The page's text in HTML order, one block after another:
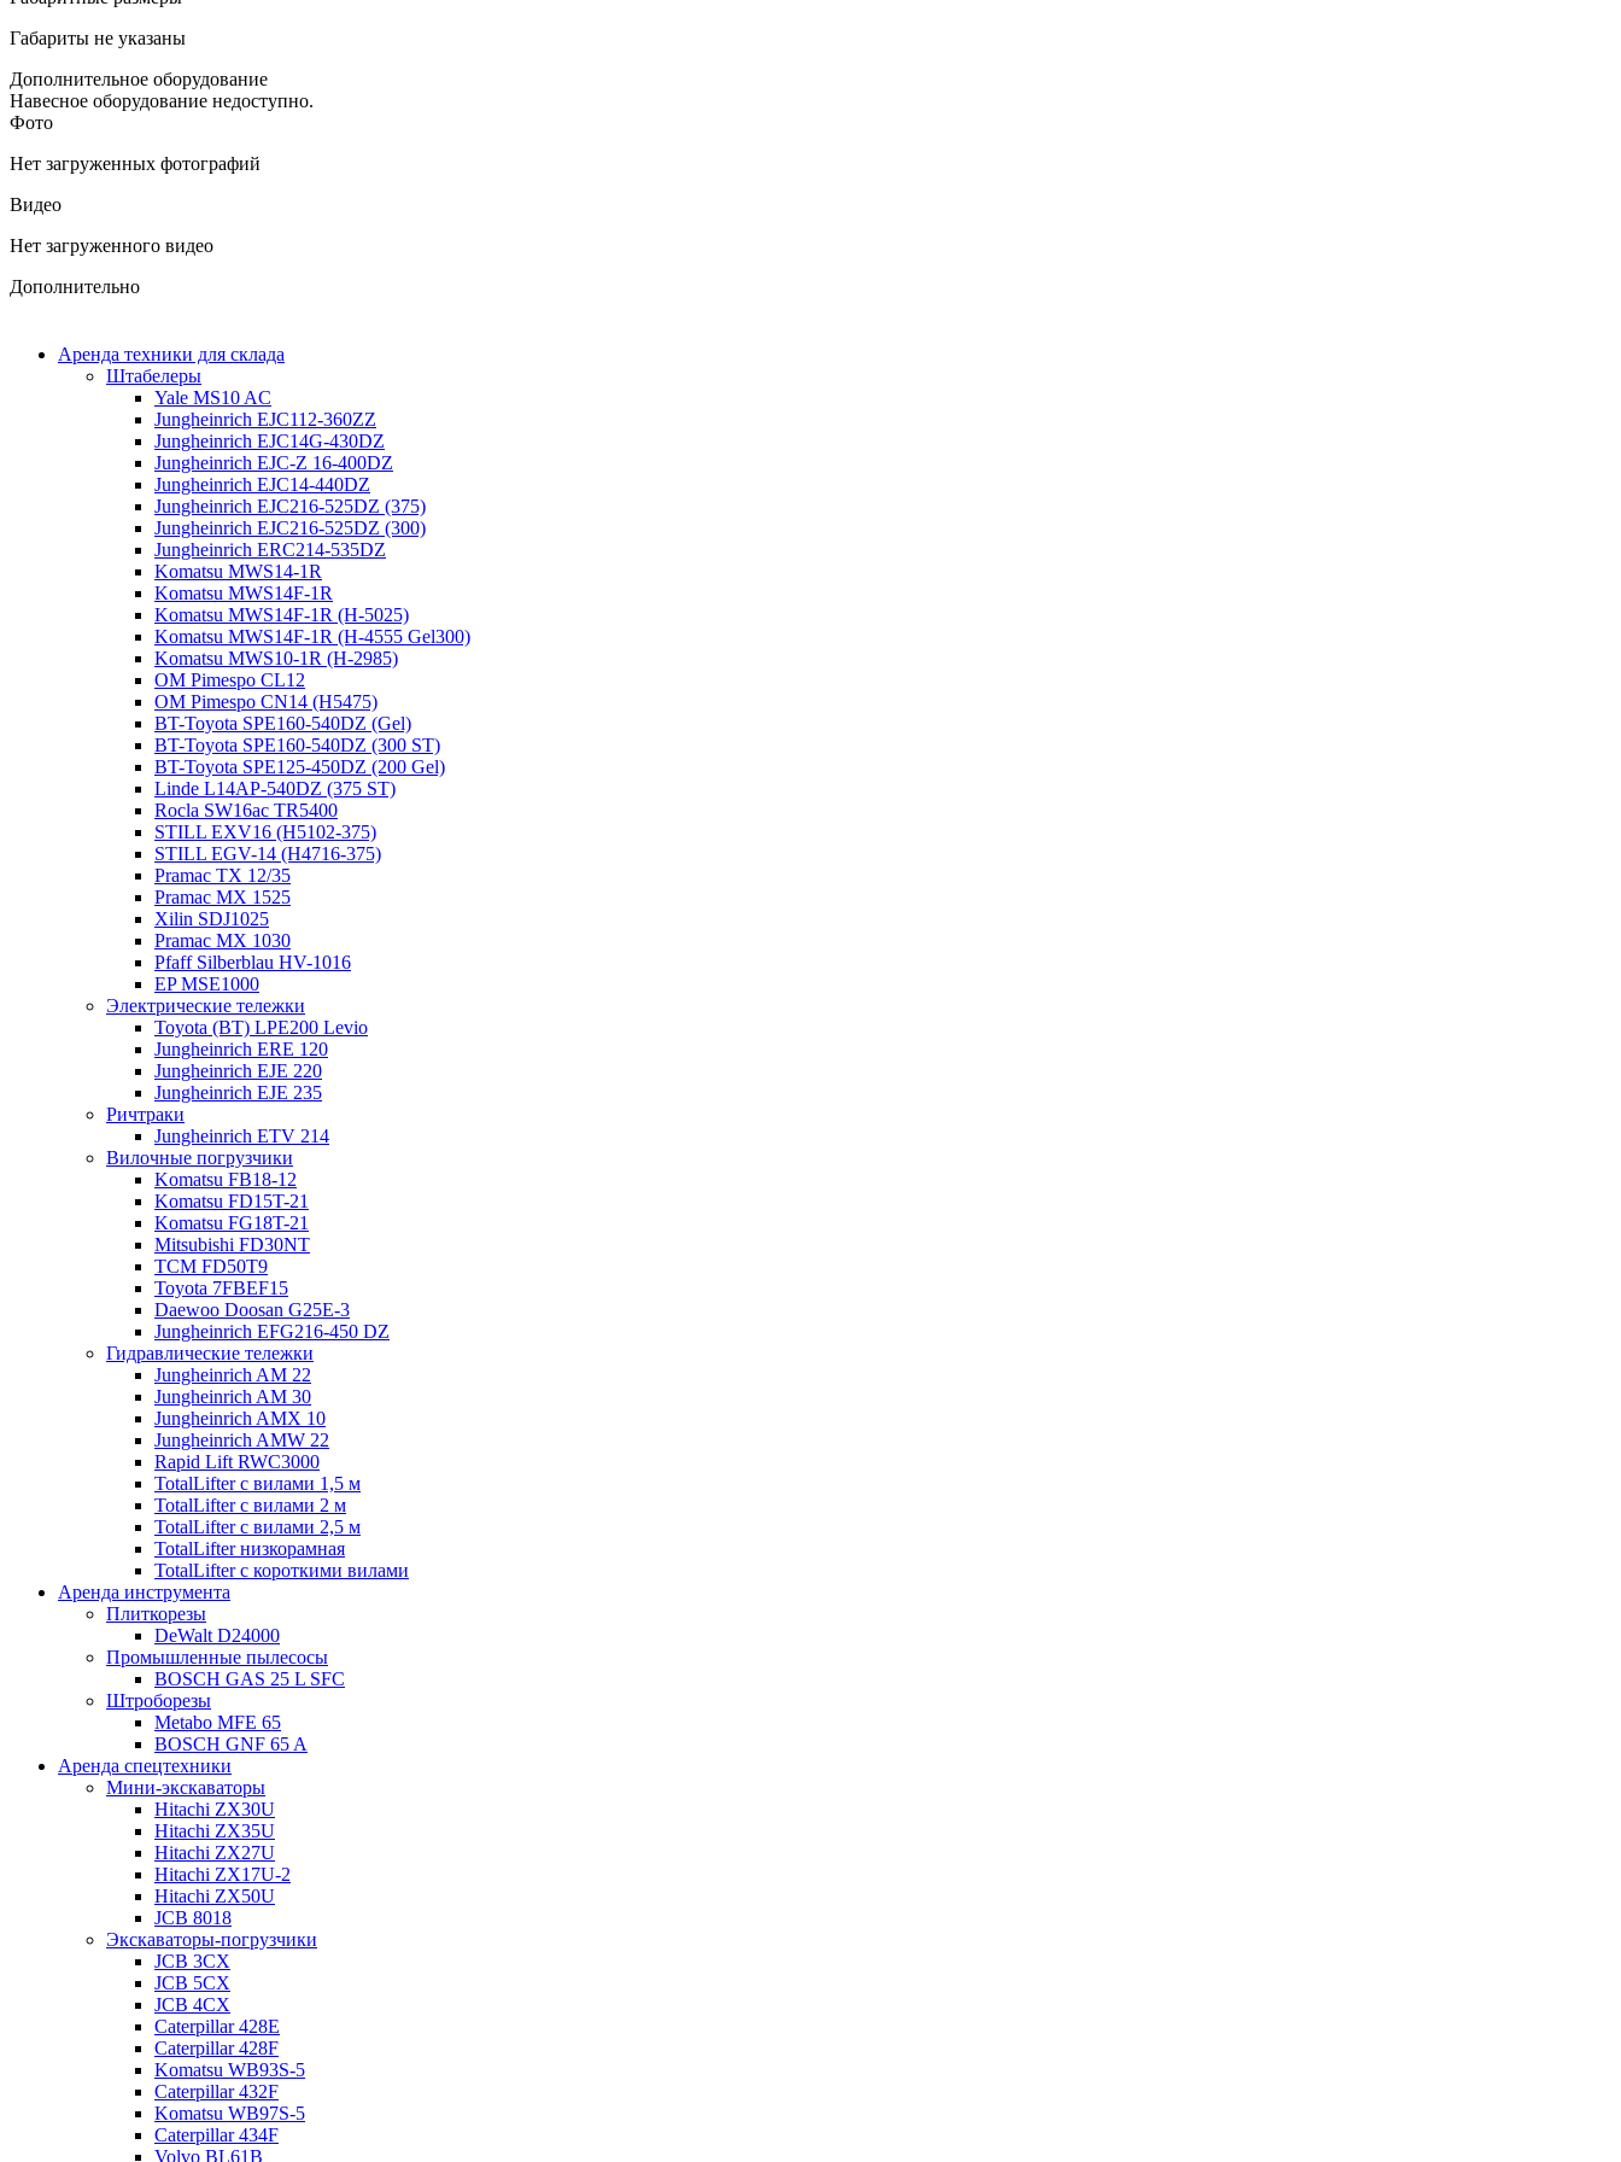
Габариты не указаны
Дополнительное оборудование
Навесное оборудование недоступно.
Фото
Нет загруженных фотографий
Видео
Нет загруженного видео
Дополнительно
Аренда техники для склада
Штабелеры
Yale MS10 AC
Jungheinrich EJC112-360ZZ
Jungheinrich EJC14G-430DZ
Jungheinrich EJC-Z 16-400DZ
Jungheinrich EJC14-440DZ
Jungheinrich EJC216-525DZ (375)
Jungheinrich EJC216-525DZ (300)
Jungheinrich ERC214-535DZ
Komatsu MWS14-1R
Komatsu MWS14F-1R
Komatsu MWS14F-1R (H-5025)
Komatsu MWS14F-1R (H-4555 Gel300)
Komatsu MWS10-1R (Н-2985)
OM Pimespo CL12
OM Pimespo CN14 (Н5475)
BT-Toyota SPE160-540DZ (Gel)
BT-Toyota SPE160-540DZ (300 ST)
BT-Toyota SPE125-450DZ (200 Gel)
Linde L14AP-540DZ (375 ST)
Rocla SW16ac TR5400
STILL EXV16 (H5102-375)
STILL EGV-14 (H4716-375)
Pramac TX 12/35
Pramac MX 1525
Xilin SDJ1025
Pramac MX 1030
Pfaff Silberblau HV-1016
EP MSE1000
Электрические тележки
Toyota (BT) LPE200 Levio
Jungheinrich ERE 120
Jungheinrich EJE 220
Jungheinrich EJE 235
Ричтраки
Jungheinrich ETV 214
Вилочные погрузчики
Komatsu FB18-12
Komatsu FD15T-21
Komatsu FG18T-21
Mitsubishi FD30NT
TCM FD50T9
Toyota 7FBEF15
Daewoo Doosan G25E-3
Jungheinrich EFG216-450 DZ
Гидравлические тележки
Jungheinrich AM 22
Jungheinrich AM 30
Jungheinrich AMX 10
Jungheinrich AMW 22
Rapid Lift RWC3000
TotalLifter с вилами 1,5 м
TotalLifter с вилами 2 м
TotalLifter с вилами 2,5 м
TotalLifter низкорамная
TotalLifter с короткими вилами
Аренда инструмента
Плиткорезы
DeWalt D24000
Промышленные пылесосы
BOSCH GAS 25 L SFC
Штроборезы
Metabo MFE 65
BOSCH GNF 65 A
Аренда спецтехники
Мини-экскаваторы
Hitachi ZX30U
Hitachi ZX35U
Hitachi ZX27U
Hitachi ZX17U-2
Hitachi ZX50U
JCB 8018
Экскаваторы-погрузчики
JCB 3CX
JCB 5CX
JCB 4CX
Caterpillar 428E
Caterpillar 428F
Komatsu WB93S-5
Caterpillar 432F
Komatsu WB97S-5
Caterpillar 434F
Volvo BL61B